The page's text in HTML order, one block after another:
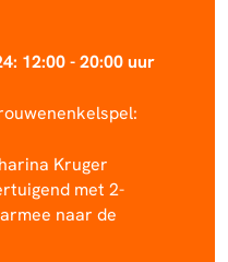
12:00 - 20:00 uur
Kruger
met 2-
naar de